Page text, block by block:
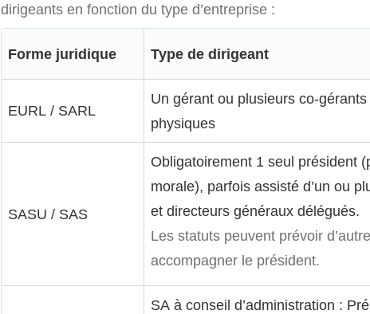
dirigeants en fonction du type d’entreprise :
Forme juridique Type de dirigeant
EURL / SARL
Un gérant ou plusieurs co-
physiques
SASU / SAS
Obligatoirement 1 seul président
morale), parfois assisté d’un ou
et directeurs généraux délégués.
Les statuts peuvent prévoir
accompagner le président.
SA à conseil d’administration :